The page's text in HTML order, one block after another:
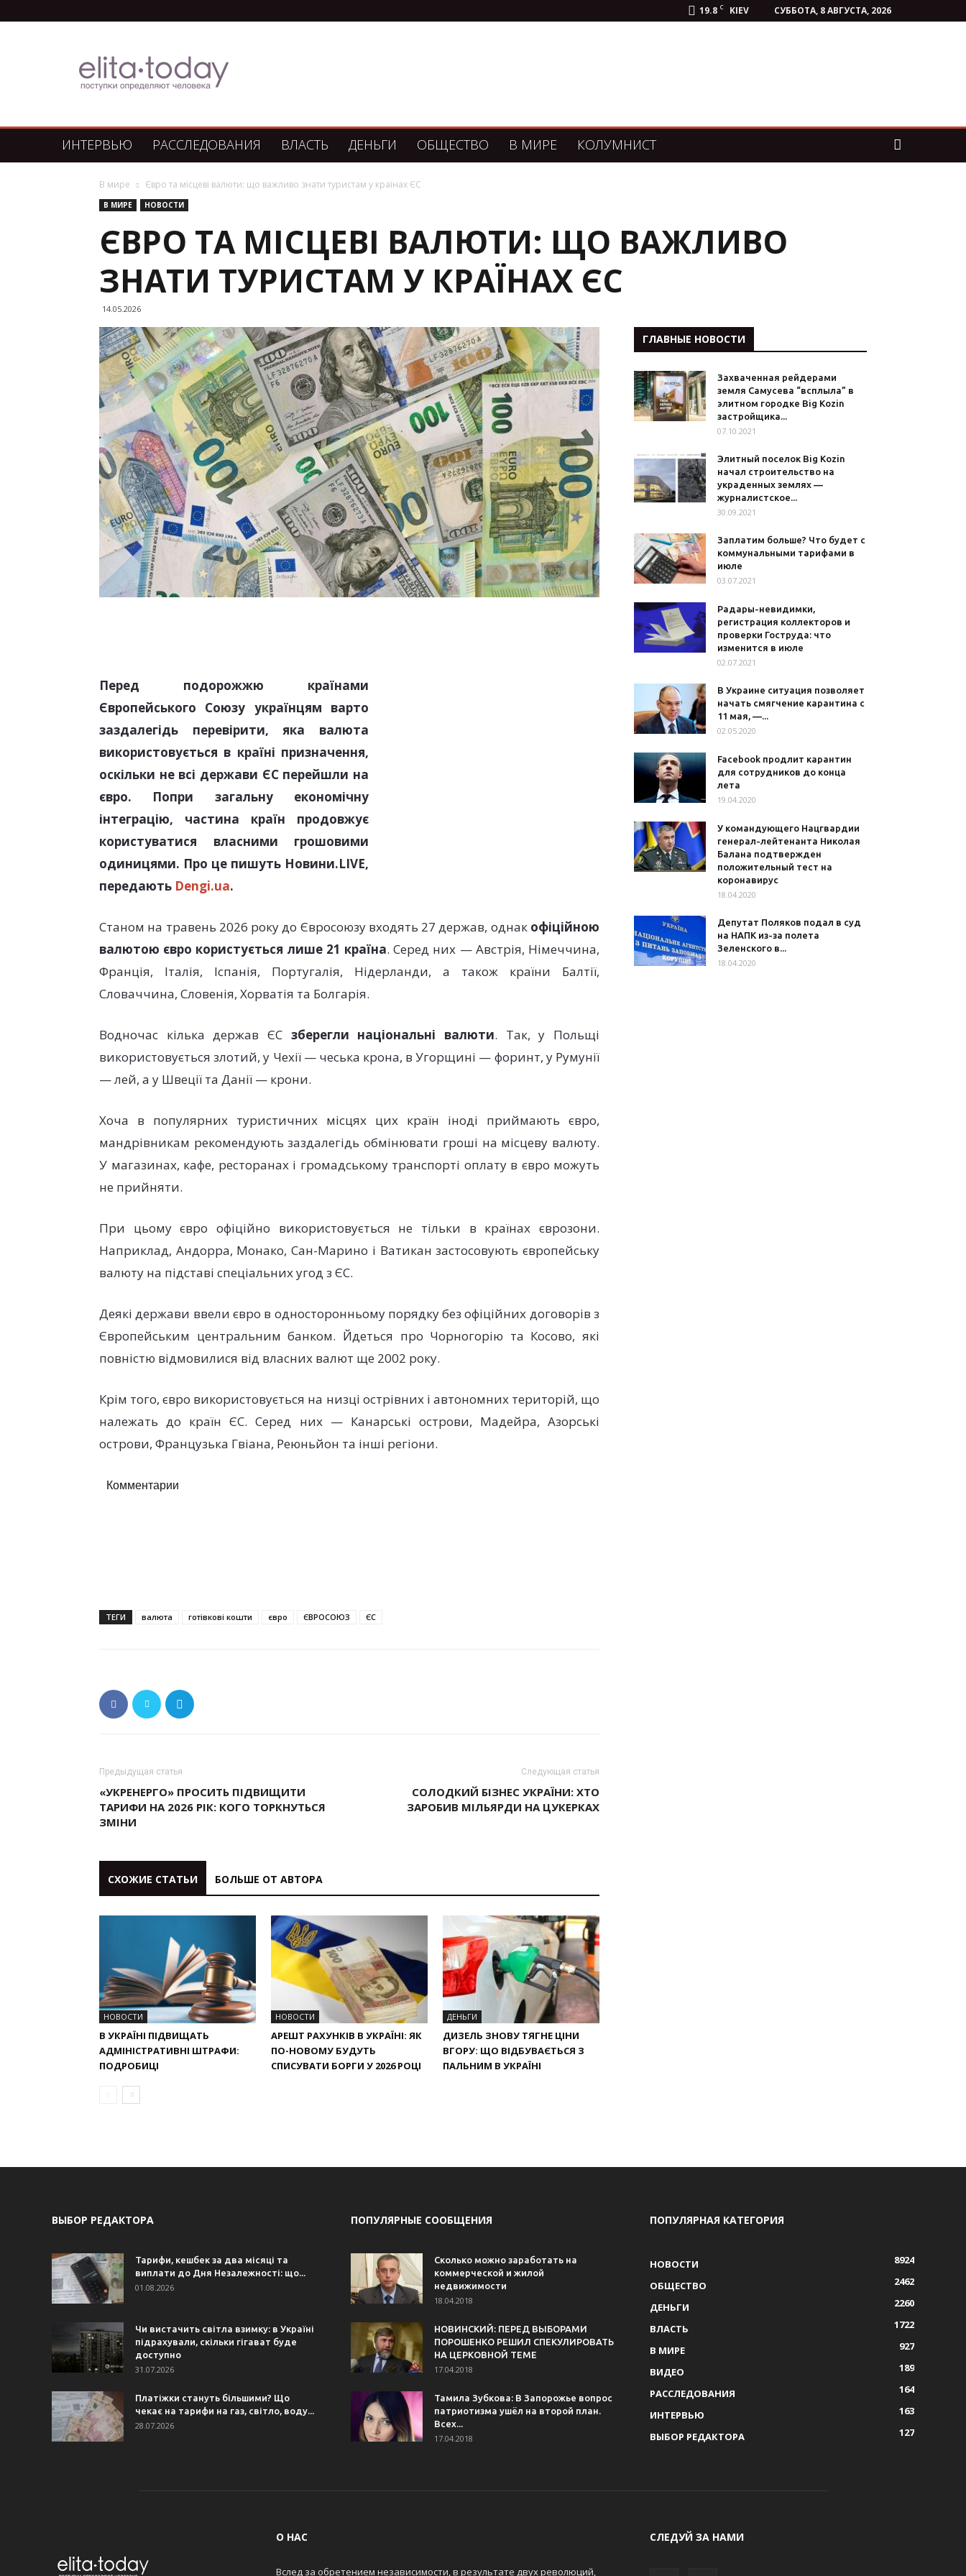
19.8 C KIEV СУББОТА, 8 АВГУСТА, 2026
Сегодня
ИНТЕРВЬЮ РАССЛЕДОВАНИЯ ВЛАСТЬ ДЕНЬГИ ОБЩЕСТВО В МИРЕ КОЛУМНИСТ
В мире Євро та місцеві валюти: що важливо знати туристам у країнах ЄС
В МИРЕ НОВОСТИ
ЄВРО ТА МІСЦЕВІ ВАЛЮТИ: ЩО ВАЖЛИВО
ЗНАТИ ТУРИСТАМ У КРАЇНАХ ЄС
14.05.2026
Перед подорожжю країнами
Європейського Союзу українцям варто
заздалегідь перевірити, яка валюта
використовується в країні призначення,
оскільки не всі держави ЄС перейшли на
євро. Попри загальну економічну
інтеграцію, частина країн продовжує
користуватися власними грошовими
одиницями. Про це пишуть Новини.LIVE,
передають Dengi.ua.
Станом на травень 2026 року до Євросоюзу входять 27 держав, однак офіційною
валютою євро користується лише 21 країна. Серед них — Австрія, Німеччина,
Франція, Італія, Іспанія, Португалія, Нідерланди, а також країни Балтії,
Словаччина, Словенія, Хорватія та Болгарія.
Водночас кілька держав ЄС зберегли національні валюти. Так, у Польщі
використовується злотий, у Чехії — чеська крона, в Угорщині — форинт, у Румунії
— лей, а у Швеції та Данії — крони.
Хоча в популярних туристичних місцях цих країн іноді приймають євро,
мандрівникам рекомендують заздалегідь обмінювати гроші на місцеву валюту.
У магазинах, кафе, ресторанах і громадському транспорті оплату в євро можуть
не прийняти.
При цьому євро офіційно використовується не тільки в країнах єврозони.
Наприклад, Андорра, Монако, Сан-Марино і Ватикан застосовують європейську
валюту на підставі спеціальних угод з ЄС.
Деякі держави ввели євро в односторонньому порядку без офіційних договорів з
Європейським центральним банком. Йдеться про Чорногорію та Косово, які
повністю відмовилися від власних валют ще 2002 року.
Крім того, євро використовується на низці острівних і автономних територій, що
належать до країн ЄС. Серед них — Канарські острови, Мадейра, Азорські
острови, Французька Гвіана, Реюньйон та інші регіони.
Комментарии
ТЕГИ валюта готівкові кошти євро ЄВРОСОЮЗ ЄС
Предыдущая статья
«УКРЕНЕРГО» ПРОСИТЬ ПІДВИЩИТИ
ТАРИФИ НА 2026 РІК: КОГО ТОРКНУТЬСЯ
ЗМІНИ
Следующая статья
СОЛОДКИЙ БІЗНЕС УКРАЇНИ: ХТО
ЗАРОБИВ МІЛЬЯРДИ НА ЦУКЕРКАХ
СХОЖИЕ СТАТЬИ БОЛЬШЕ ОТ АВТОРА
НОВОСТИ
В УКРАЇНІ ПІДВИЩАТЬ
АДМІНІСТРАТИВНІ ШТРАФИ:
ПОДРОБИЦІ
НОВОСТИ
АРЕШТ РАХУНКІВ В УКРАЇНІ: ЯК
ПО-НОВОМУ БУДУТЬ
СПИСУВАТИ БОРГИ У 2026 РОЦІ
ДЕНЬГИ
ДИЗЕЛЬ ЗНОВУ ТЯГНЕ ЦІНИ
ВГОРУ: ЩО ВІДБУВАЄТЬСЯ З
ПАЛЬНИМ В УКРАЇНІ
ГЛАВНЫЕ НОВОСТИ
Захваченная рейдерами
земля Самусева “всплыла” в
элитном городке Big Kozin
застройщика...
07.10.2021
Элитный поселок Big Kozin
начал строительство на
украденных землях —
журналистское...
30.09.2021
Заплатим больше? Что будет с
коммунальными тарифами в
июле
03.07.2021
Радары-невидимки,
регистрация коллекторов и
проверки Гоструда: что
изменится в июле
02.07.2021
В Украине ситуация позволяет
начать смягчение карантина с
11 мая, —...
02.05.2020
Facebook продлит карантин
для сотрудников до конца
лета
19.04.2020
У командующего Нацгвардии
генерал-лейтенанта Николая
Балана подтвержден
положительный тест на
коронавирус
18.04.2020
Депутат Поляков подал в суд
на НАПК из-за полета
Зеленского в...
18.04.2020
ВЫБОР РЕДАКТОРА
Тарифи, кешбек за два місяці та
виплати до Дня Незалежності: що...
01.08.2026
Чи вистачить світла взимку: в Україні
підрахували, скільки гігават буде
доступно
31.07.2026
Платіжки стануть більшими? Що
чекає на тарифи на газ, світло, воду...
28.07.2026
ПОПУЛЯРНЫЕ СООБЩЕНИЯ
Сколько можно заработать на
коммерческой и жилой
недвижимости
18.04.2018
НОВИНСКИЙ: ПЕРЕД ВЫБОРАМИ
ПОРОШЕНКО РЕШИЛ СПЕКУЛИРОВАТЬ
НА ЦЕРКОВНОЙ ТЕМЕ
17.04.2018
Тамила Зубкова: В Запорожье вопрос
патриотизма ушёл на второй план.
Всех...
17.04.2018
ПОПУЛЯРНАЯ КАТЕГОРИЯ
НОВОСТИ
8924
ОБЩЕСТВО
2462
ДЕНЬГИ
2260
ВЛАСТЬ
1722
В МИРЕ
927
ВИДЕО
189
РАССЛЕДОВАНИЯ
164
ИНТЕРВЬЮ
163
ВЫБОР РЕДАКТОРА
127
О НАС
Вслед за обретением независимости, в результате двух революций,
СЛЕДУЙ ЗА НАМИ